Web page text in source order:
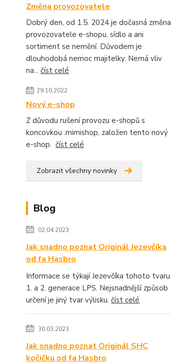
Změna provozovatele
Dobrý den, od 1.5. 2024 je dočasná změna
provozovatele e-shopu, sídlo a ani
sortiment se nemění. Důvodem je
dlouhodobá nemoc majitelky. Nemá vliv
na... číst celé
29.10.2022
Nový e-shop
Z důvodu rušení provozu e-shopů s
koncovkou .mimishop, založen tento nový
e-shop. číst celé
Zobrazit všechny novinky
Blog
02.04.2023
Jak snadno poznat Originál Jezevčíka
od fa Hasbro
Informace se týkají Jezevčíka tohoto tvaru
1. a 2. generace LPS. Nejsnadnější způsob
určení je jiný tvar výlisku. číst celé
30.03.2023
Jak snadno poznat Originál SHC
kočičku od fa Hasbro